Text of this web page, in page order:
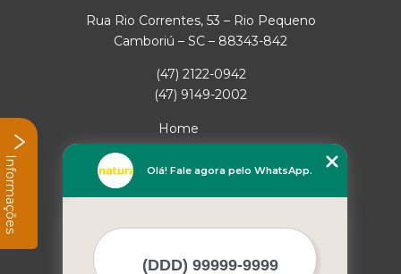
Rua Rio Correntes, 53 – Rio Pequeno
Camboriú – SC – 88343-842
(47) 2122-0942
(47) 9149-2002
Home
Empresa
Missão
Mapa do site
Olá! Fale agora pelo WhatsApp.
Informações